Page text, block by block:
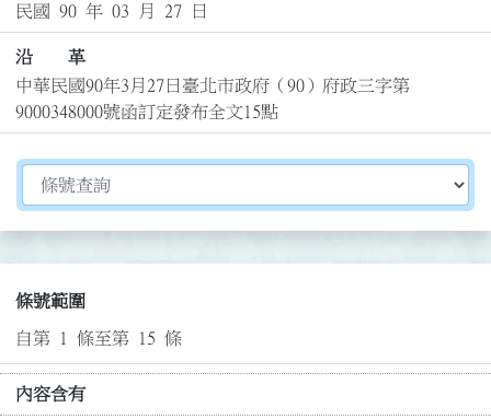
民國 90 年 03 月 27 日
沿 革
中華民國90年3月27日臺北市政府（90）府政三字第
9000348000號函訂定發布全文15點
切換選擇法規資訊內容
條號範圍
自第 1 條至第 15 條
內容含有